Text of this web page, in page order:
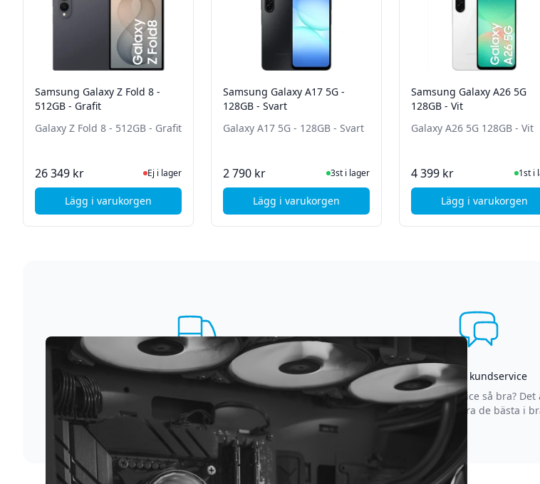
Samsung Galaxy Z Fold 8 -
512GB - Grafit
Galaxy Z Fold 8 - 512GB - Grafit
26 349 kr Ej i lager, besök produktsidan för senaste status
Ej i lager
Lägg i varukorgen, Samsung Galaxy Z Fold 8 - 512GB - Grafit
Samsung Galaxy A17 5G -
128GB - Svart
Galaxy A17 5G - 128GB - Svart
2 790 kr I Lager3st i lager
Lägg i varukorgen, Samsung Galaxy A17 5G - 128GB - Svart
Samsung Galaxy A26 5G
128GB - Vit
Galaxy A26 5G 128GB - Vit
4 399 kr I Lager1st i
Lägg i varukorgen
, Samsung
Supersnabb leverans
Vi förstår att du inte vill vänta. Därför packar och
skickar vi dina varor med blixtens hastighet
Asgrym kundservice
Varför är vår kundservice så bra? Det
strävar efter att vara de bästa i